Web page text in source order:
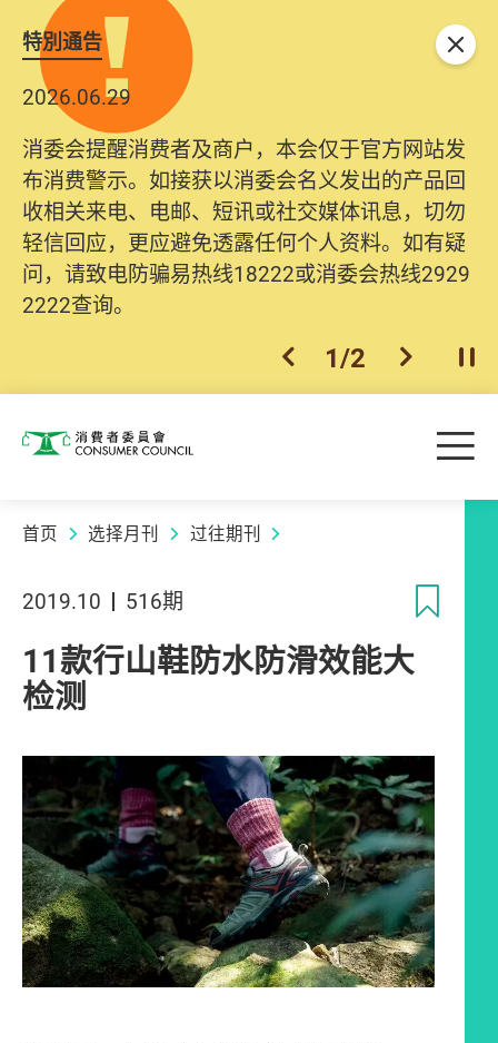
特別通告
2026.06.29
消委会提醒消费者及商户，本会仅于官方网站发
布消费警示。如接获以消委会名义发出的产品回
收相关来电、电邮、短讯或社交媒体讯息，切勿
轻信回应，更应避免透露任何个人资料。如有疑
问，请致电防骗易热线18222或消委会热线2929
2222查询。
上一个
1/2 下一个开
关闭
消费者委员会 目
首页 选择月刊 过往期刊
2019.10 516期
11款行山鞋防水防滑效能大
检测